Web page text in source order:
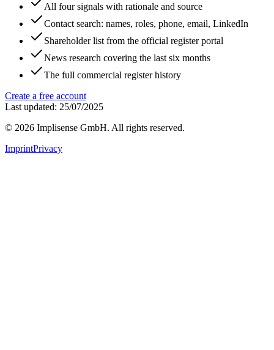
All four signals with rationale and source
Contact search: names, roles, phone, email, LinkedIn
Shareholder list from the official register portal
News research covering the last six months
The full commercial register history
Create a free account
Last updated: 25/07/2025
© 2026 Implisense GmbH. All rights reserved.
ImprintPrivacy